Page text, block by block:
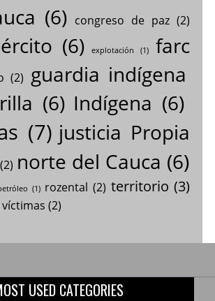
(6) congreso de paz(2)
(6) explotación (1)
farc
(2) guardia indígena
(6) Indígena (6)
(7) justicia Propia
(2) norte del Cauca (6)
(1) rozental (2) territorio (3)
víctimas (2)
USED CATEGORIES